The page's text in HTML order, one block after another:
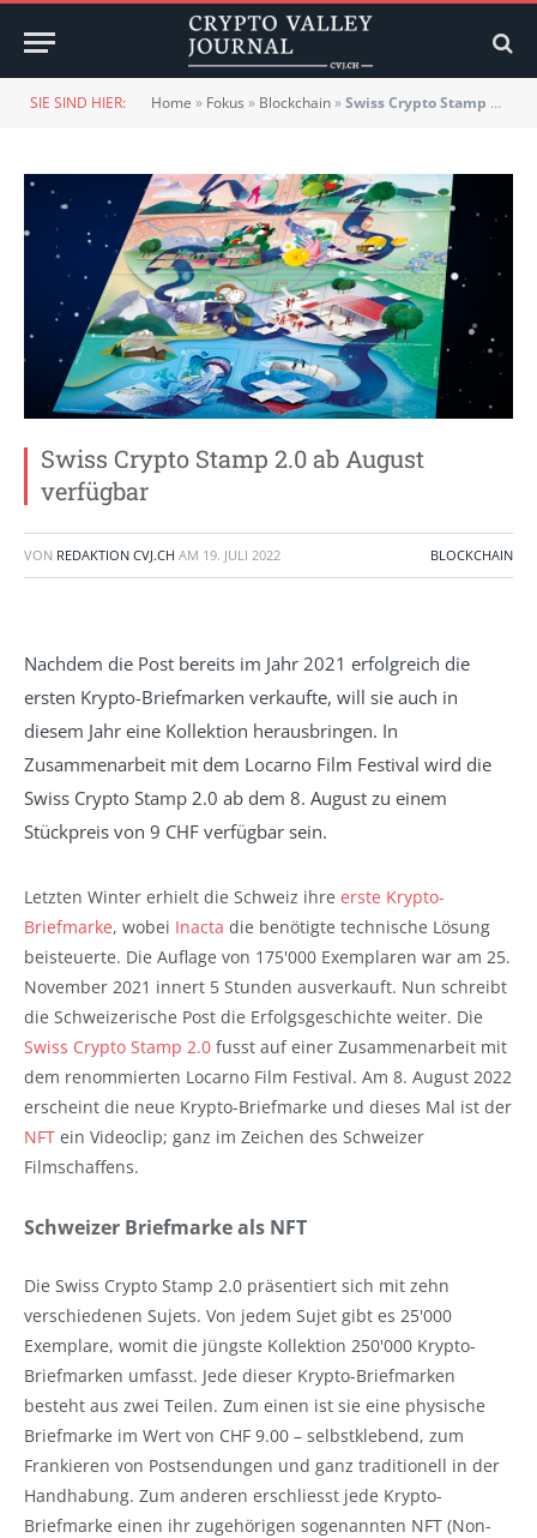
SIE SIND HIER: Home » Fokus » Blockchain»Swiss Crypto Stamp 2.0 ab August verfügbar
Swiss Crypto Stamp 2.0 ab August
verfügbar
VON REDAKTION CVJ.CH AM 19. JULI 2022 BLOCKCHAIN
Nachdem die Post bereits im Jahr 2021 erfolgreich die
ersten Krypto-Briefmarken verkaufte, will sie auch in
diesem Jahr eine Kollektion herausbringen. In
Zusammenarbeit mit dem Locarno Film Festival wird die
Swiss Crypto Stamp 2.0 ab dem 8. August zu einem
Stückpreis von 9 CHF verfügbar sein.
Letzten Winter erhielt die Schweiz ihre erste Krypto-
Briefmarke, wobei Inacta die benötigte technische Lösung
beisteuerte. Die Auflage von 175'000 Exemplaren war am 25.
November 2021 innert 5 Stunden ausverkauft. Nun schreibt
die Schweizerische Post die Erfolgsgeschichte weiter. Die
Swiss Crypto Stamp 2.0 fusst auf einer Zusammenarbeit mit
dem renommierten Locarno Film Festival. Am 8. August 2022
erscheint die neue Krypto-Briefmarke und dieses Mal ist der
NFT ein Videoclip; ganz im Zeichen des Schweizer
Filmschaffens.
Schweizer Briefmarke als NFT
Die Swiss Crypto Stamp 2.0 präsentiert sich mit zehn
verschiedenen Sujets. Von jedem Sujet gibt es 25'000
Exemplare, womit die jüngste Kollektion 250'000 Krypto-
Briefmarken umfasst. Jede dieser Krypto-Briefmarken
besteht aus zwei Teilen. Zum einen ist sie eine physische
Briefmarke im Wert von CHF 9.00 – selbstklebend, zum
Frankieren von Postsendungen und ganz traditionell in der
Handhabung. Zum anderen erschliesst jede Krypto-
Briefmarke einen ihr zugehörigen sogenannten NFT (Non-